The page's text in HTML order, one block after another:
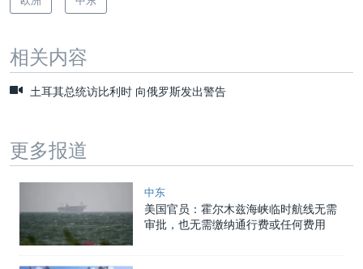
相关内容
土耳其总统访比利时 向俄罗斯发出警告
更多报道
中东
美国官员：霍尔木兹海峡临时航线无需
审批，也无需缴纳通行费或任何费用